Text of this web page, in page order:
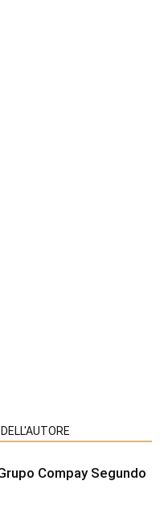
Compay Segundo